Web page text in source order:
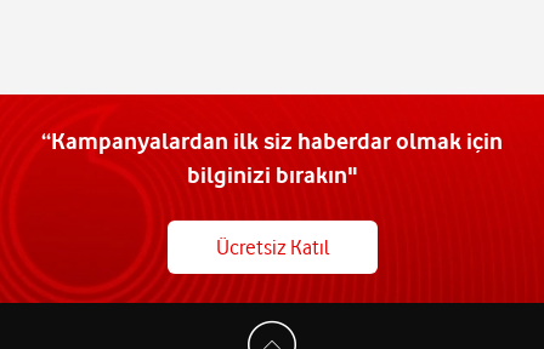
“Kampanyalardan ilk siz haberdar olmak için
bilginizi bırakın"
Ücretsiz Katıl